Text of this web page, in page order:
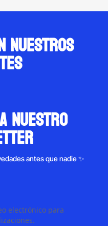
nuestros
nuestro
antes que nadie ✨
electrónico para